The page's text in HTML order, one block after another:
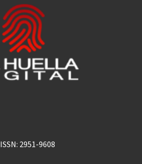
ISSN: 2951-9608